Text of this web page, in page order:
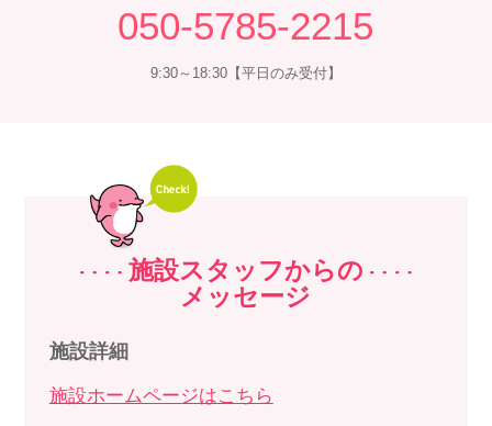
050-5785-2215
9:30～18:30【平日のみ受付】
施設スタッフからの
メッセージ
施設詳細
施設ホームページはこちら